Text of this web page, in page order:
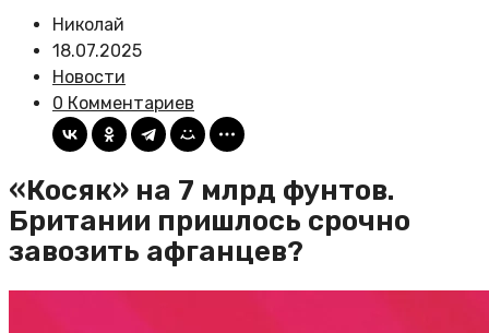
Николай
18.07.2025
Новости
0 Комментариев
«Косяк» на 7 млрд фунтов.
Британии пришлось срочно
завозить афганцев?